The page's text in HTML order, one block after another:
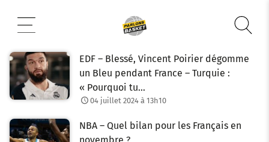
contenu
EDF – Blessé, Vincent Poirier dégomme
un Bleu pendant France – Turquie :
« Pourquoi tu…
04 juillet 2024 à 13h10
NBA – Quel bilan pour les Français en